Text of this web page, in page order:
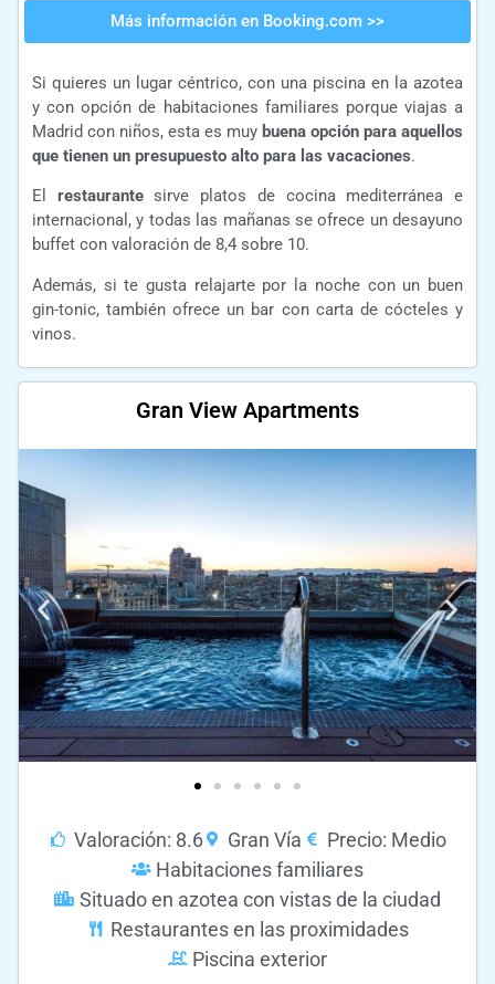
Más información en Booking.com >>
Si quieres un lugar céntrico, con una piscina en la azotea
y con opción de habitaciones familiares porque viajas a
Madrid con niños, esta es muy buena opción para aquellos
que tienen un presupuesto alto para las vacaciones.
El restaurantesirve platos de cocina mediterránea e
internacional, y todas las mañanas se ofrece un desayuno
buffet con valoración de 8,4 sobre 10.
Además, si te gusta relajarte por la noche con un buen
gin-tonic, también ofrece un bar con carta de cócteles y
vinos.
Gran View Apartments
Valoración: 8.6 Gran Vía
Precio: Medio
Habitaciones familiares
Situado en azotea con vistas de la ciudad
Restaurantes en las proximidades
Piscina exterior